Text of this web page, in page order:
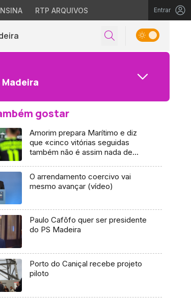
RTP ARQUIVOS Entrar
Madeira
gostar
Amorim prepara Marítimo e diz
que «cinco vitórias seguidas
também não é assim nada de
O arrendamento coercivo vai
mesmo avançar (vídeo)
Paulo Cafôfo quer ser presidente
do PS Madeira
Porto do Caniçal recebe projeto
piloto